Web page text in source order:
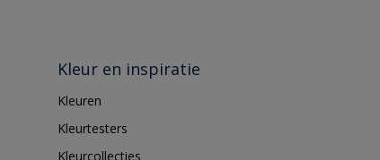
Kleur en inspiratie
Kleuren
Kleurtesters
Kleurcollecties